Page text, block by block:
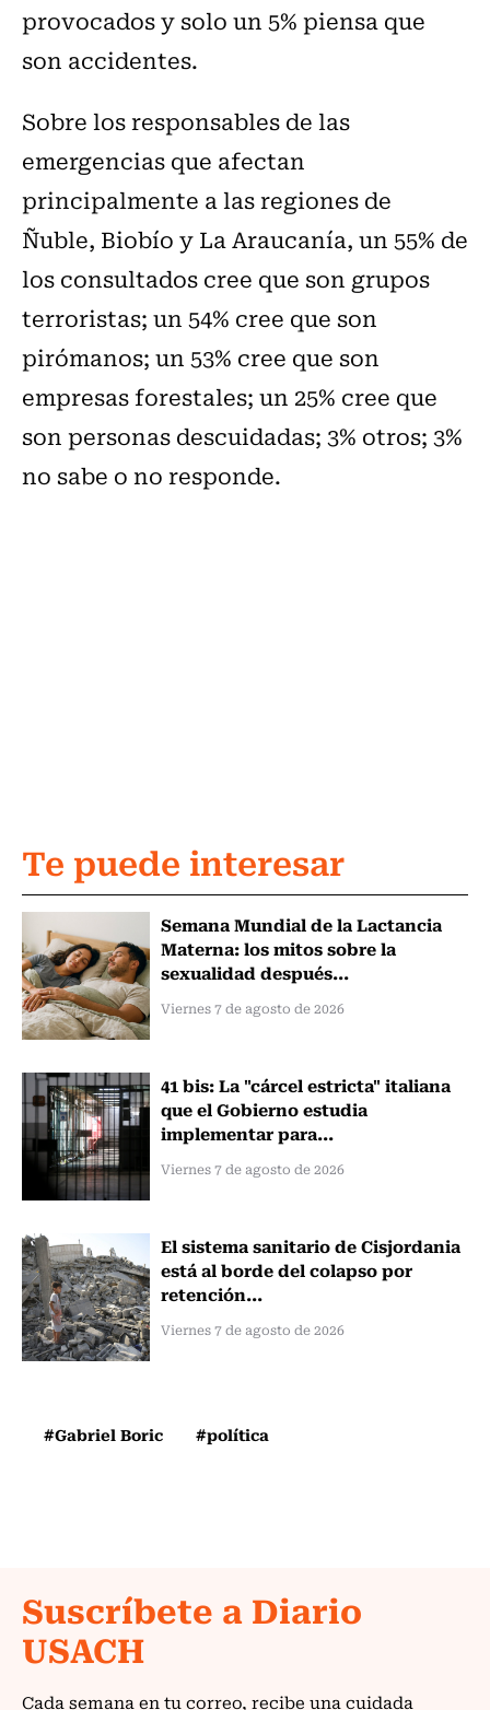
provocados y solo un 5% piensa que
son accidentes.
Sobre los responsables de las
emergencias que afectan
principalmente a las regiones de
Ñuble, Biobío y La Araucanía, un 55% de
los consultados cree que son grupos
terroristas; un 54% cree que son
pirómanos; un 53% cree que son
empresas forestales; un 25% cree que
son personas descuidadas; 3% otros; 3%
no sabe o no responde.
Te puede interesar
Semana Mundial de la Lactancia
Materna: los mitos sobre la
sexualidad después...
Viernes 7 de agosto de 2026
41 bis: La "cárcel estricta" italiana
que el Gobierno estudia
implementar para...
Viernes 7 de agosto de 2026
El sistema sanitario de Cisjordania
está al borde del colapso por
retención...
Viernes 7 de agosto de 2026
#Gabriel Boric #política